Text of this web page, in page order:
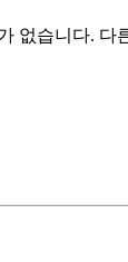
없습니다. 다